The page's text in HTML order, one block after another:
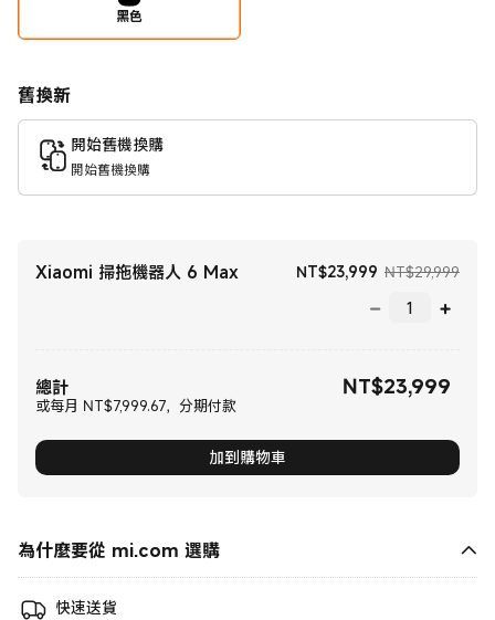
黑色
舊換新
開始舊機換購
開始舊機換購
Xiaomi 掃拖機器人 6 Max NT$23,999 現價
NT$29,999銷售
總計 NT$23,999
或每月 NT$7,999.67，分期付款
加到購物車
為什麼要從 mi.com 選購
快速送貨